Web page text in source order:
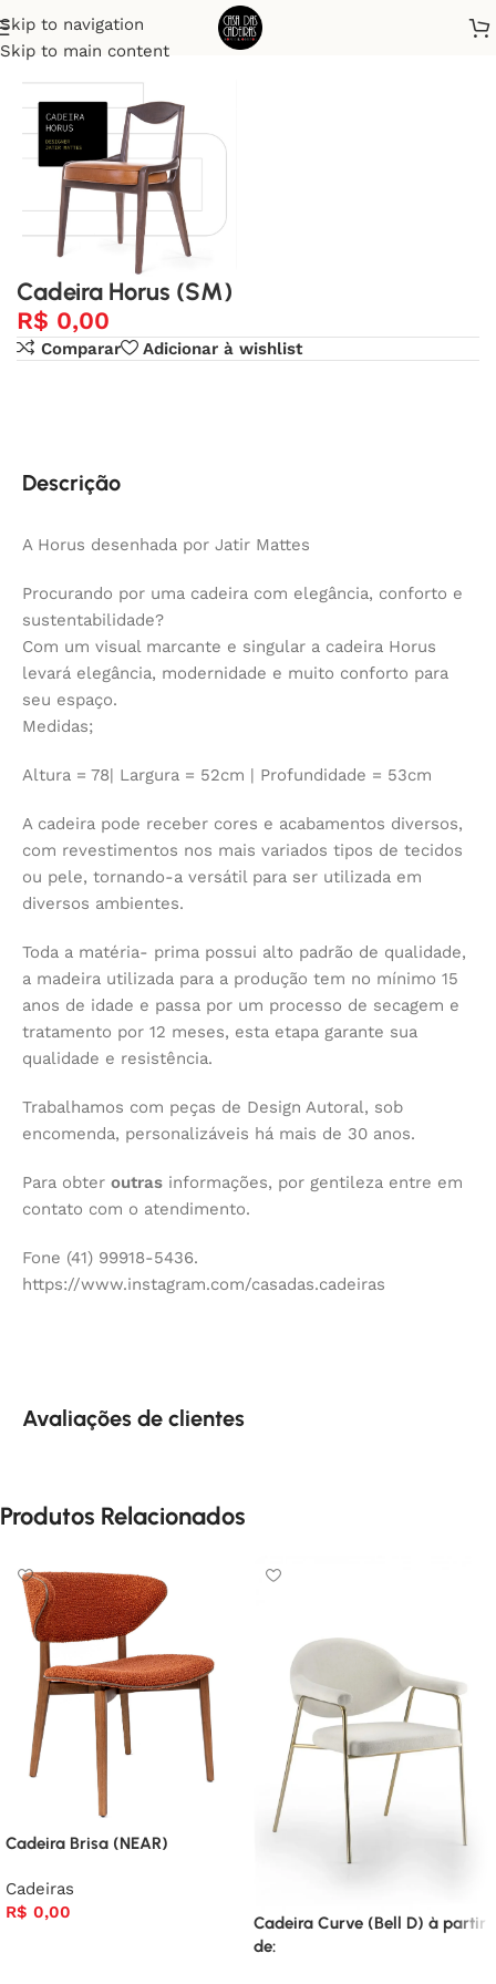
Skip to navigation
Skip to main content
Início Cadeiras
Cadeira Horus (SM)
R$ 0,00
Comparar Adicionar à wishlist
Descrição
A Horus desenhada por Jatir Mattes
Procurando por uma cadeira com elegância, conforto e
sustentabilidade?
Com um visual marcante e singular a cadeira Horus
levará elegância, modernidade e muito conforto para
seu espaço.
Medidas;
Altura = 78| Largura = 52cm | Profundidade = 53cm
A cadeira pode receber cores e acabamentos diversos,
com revestimentos nos mais variados tipos de tecidos
ou pele, tornando-a versátil para ser utilizada em
diversos ambientes.
Toda a matéria- prima possui alto padrão de qualidade,
a madeira utilizada para a produção tem no mínimo 15
anos de idade e passa por um processo de secagem e
tratamento por 12 meses, esta etapa garante sua
qualidade e resistência.
Trabalhamos com peças de Design Autoral, sob
encomenda, personalizáveis há mais de 30 anos.
Para obter outras informações, por gentileza entre em
contato com o atendimento.
Fone (41) 99918-5436.
https://www.instagram.com/casadas.cadeiras
Avaliações de clientes
Produtos Relacionados
Cadeira Brisa (NEAR)
Cadeiras
R$ 0,00
Cadeira Curve (Bell D) à partir
de: